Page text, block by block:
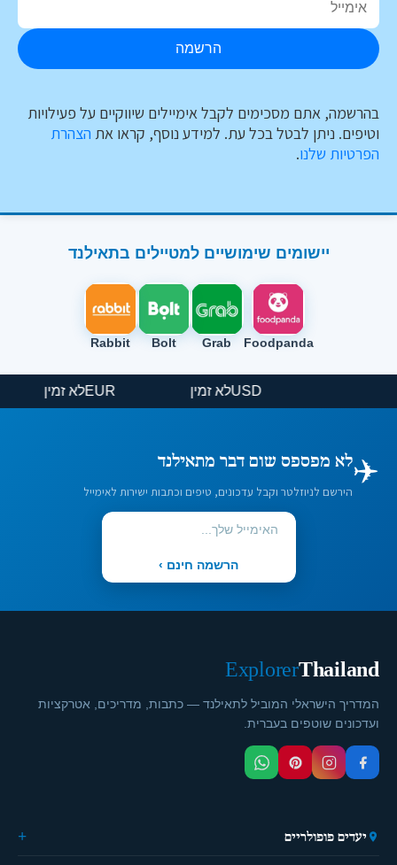
הרשמה
בהרשמה, אתם מסכימים לקבל אימיילים שיווקיים על פעילויות
וטיפים. ניתן לבטל בכל עת. למידע נוסף, קראו את הצהרת
הפרטיות שלנו.
יישומים שימושיים למטיילים בתאילנד
Foodpanda
Grab
Bolt
Rabbit
USDלא זמין EURלא זמין
✈️לא מפספס שום דבר מתאילנד
הירשם לניוזלטר וקבל עדכונים, טיפים וכתבות ישירות לאימייל
הרשמה חינם ›
Thailand
Explorer
המדריך הישראלי המוביל לתאילנד — כתבות, מדריכים, אטרקציות
ועדכונים שוטפים בעברית.
יעדים פופולריים